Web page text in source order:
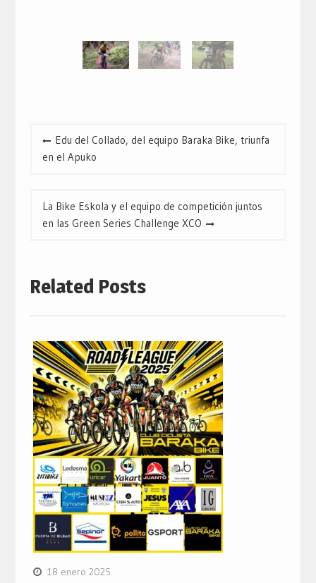
Navegación
de
Edu del Collado, del equipo Baraka Bike, triunfa
en el Apuko
La Bike Eskola y el equipo de competición juntos
en las Green Series Challenge XCO
Related Posts
18 enero 2025